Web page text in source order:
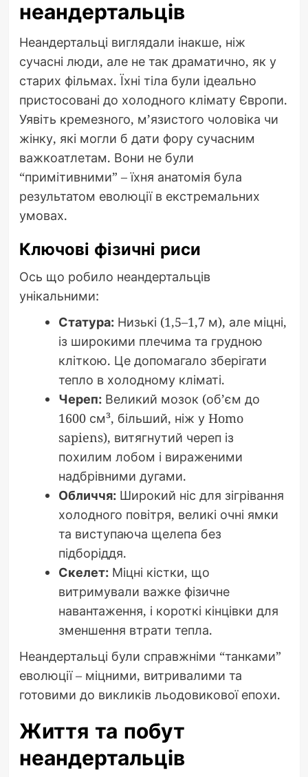
неандертальців
Неандертальці виглядали інакше, ніж
сучасні люди, але не так драматично, як у
старих фільмах. Їхні тіла були ідеально
пристосовані до холодного клімату Європи.
Уявіть кремезного, м’язистого чоловіка чи
жінку, які могли б дати фору сучасним
важкоатлетам. Вони не були
“примітивними” – їхня анатомія була
результатом еволюції в екстремальних
умовах.
Ключові фізичні риси
Ось що робило неандертальців
унікальними:
Статура:Низькі (1,5–1,7 м), але міцні,
із широкими плечима та грудною
кліткою. Це допомагало зберігати
тепло в холодному кліматі.
Череп:Великий мозок (об’єм до
1600 см³, більший, ніж у Homo
sapiens), витягнутий череп із
похилим лобом і вираженими
надбрівними дугами.
Обличчя:Широкий ніс для зігрівання
холодного повітря, великі очні ямки
та виступаюча щелепа без
підборіддя.
Скелет:Міцні кістки, що
витримували важке фізичне
навантаження, і короткі кінцівки для
зменшення втрати тепла.
Неандертальці були справжніми “танками”
еволюції – міцними, витривалими та
готовими до викликів льодовикової епохи.
Життя та побут
неандертальців